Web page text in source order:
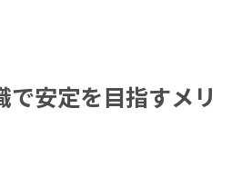
で安定を目指すメリ